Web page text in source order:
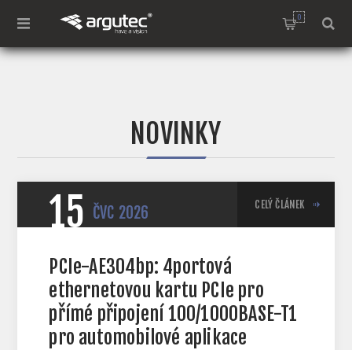
0
NOVINKY
15 ČVC 2026 CELÝ ČLÁNEK
PCIe-AE304bp: 4portová
ethernetovou kartu PCIe pro
přímé připojení 100/1000BASE-T1
pro automobilové aplikace